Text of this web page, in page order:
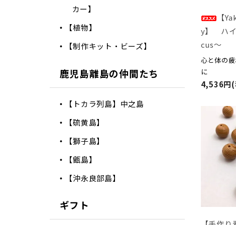
【
y】 ハイ
cus～
心と体の
に
4,536円(
カー】
【植物】
【制作キット・ビーズ】
鹿児島離島の仲間たち
【トカラ列島】中之島
【硫黄島】
【獅子島】
【甑島】
【沖永良部島】
ギフト